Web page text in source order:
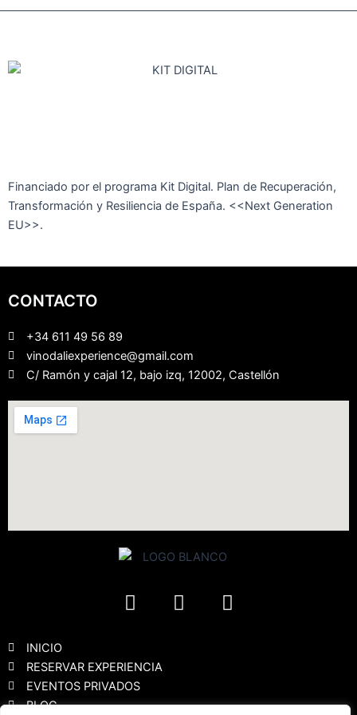
Financiado por el programa Kit Digital. Plan de Recuperación,
Transformación y Resiliencia de España. <<Next Generation
EU>>.
CONTACTO
+34 611 49 56 89
vinodaliexperience@gmail.com
C/ Ramón y cajal 12, bajo izq, 12002, Castellón
F
a
b
o
I
n
Y
o
INICIO
RESERVAR EXPERIENCIA
EVENTOS PRIVADOS
BLOG